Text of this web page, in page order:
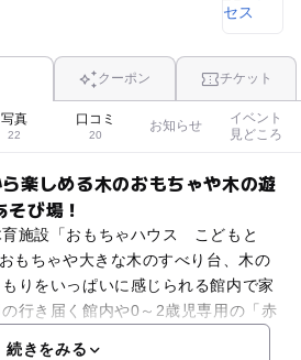
クーポン チケット
写真
22
口コミ
20
お知らせ
イベント
見どころ
楽しめる木のおもちゃや木の遊
び場！
施設「おもちゃハウス こどもと
もちゃや大きな木のすべり台、木の
りをいっぱいに感じられる館内で家
行き届く館内や0～2歳児専用の「赤
続きをみる